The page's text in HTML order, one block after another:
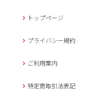
返信させていただき
年末年始、大型
メールでのお問い合
トップページ
プライバシー規約
ご利用案内
特定商取引法表記